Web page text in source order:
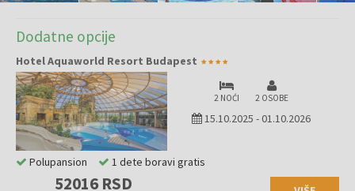
Dodatne opcije
Hotel Aquaworld Resort Budapest
2 NOĆI 2 OSOBE
15.10.2025 -01.10.2026
52016 RSD
Polupansion 1 dete boravi gratis